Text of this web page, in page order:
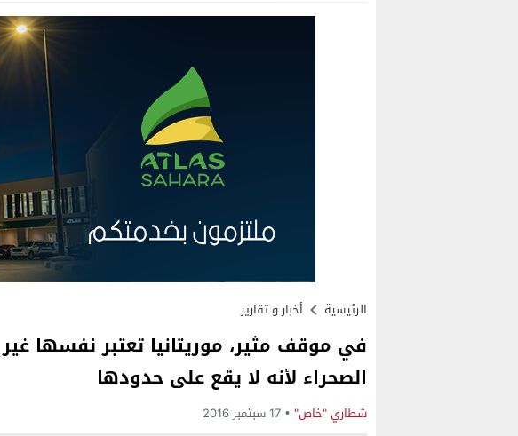
Stop
الرئيسية أخبار و تقارير
في موقف مثير، موريتانيا تعتبر نفسها
الصحراء لأنه لا يقع على حدودها
شطاري "خاص" 17 سبتمبر 2016